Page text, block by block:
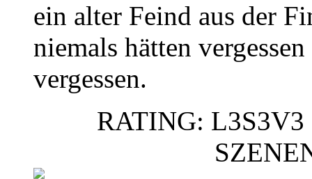
ein alter Feind aus der
niemals hätten
vergessen.
RATING: